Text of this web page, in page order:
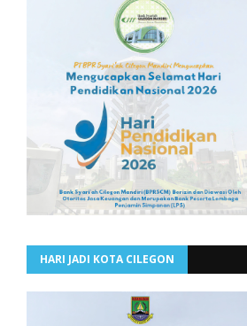
HARI JADI KOTA CILEGON